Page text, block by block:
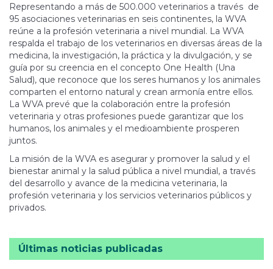
Representando a más de 500.000 veterinarios a través de
95 asociaciones veterinarias en seis continentes, la WVA
reúne a la profesión veterinaria a nivel mundial. La WVA
respalda el trabajo de los veterinarios en diversas áreas de la
medicina, la investigación, la práctica y la divulgación, y se
guía por su creencia en el concepto One Health (Una
Salud), que reconoce que los seres humanos y los animales
comparten el entorno natural y crean armonía entre ellos.
La WVA prevé que la colaboración entre la profesión
veterinaria y otras profesiones puede garantizar que los
humanos, los animales y el medioambiente prosperen
juntos.
La misión de la WVA es asegurar y promover la salud y el
bienestar animal y la salud pública a nivel mundial, a través
del desarrollo y avance de la medicina veterinaria, la
profesión veterinaria y los servicios veterinarios públicos y
privados.
Últimas noticias publicadas